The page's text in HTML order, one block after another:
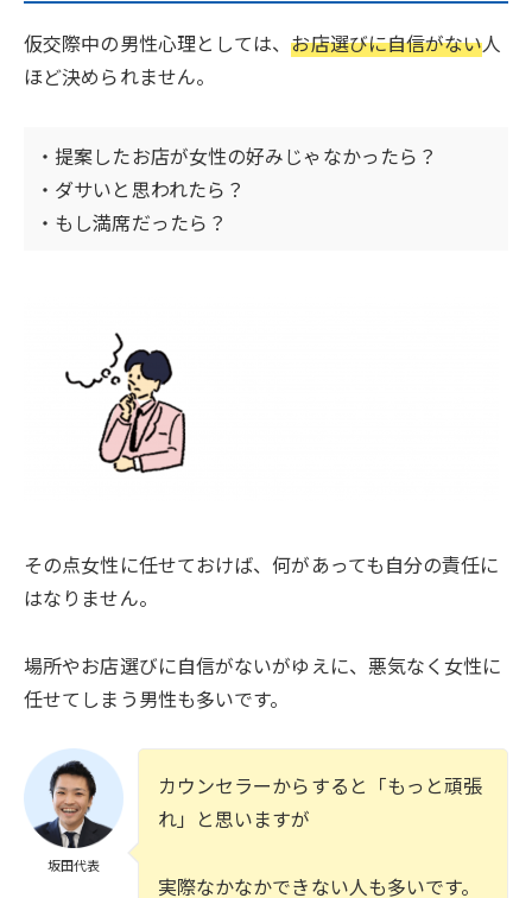
仮交際中の男性心理としては、お店選びに自信がない人
ほど決められません。
・提案したお店が女性の好みじゃなかったら？
・ダサいと思われたら？
・もし満席だったら？
その点女性に任せておけば、何があっても自分の責任に
はなりません。
場所やお店選びに自信がないがゆえに、悪気なく女性に
任せてしまう男性も多いです。
坂田代表
カウンセラーからすると「もっと頑張
れ」と思いますが
実際なかなかできない人も多いです。